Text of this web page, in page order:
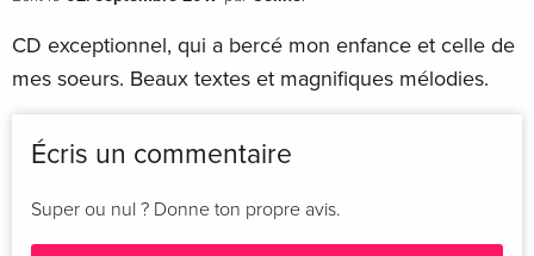
CD exceptionnel, qui a bercé mon enfance et celle de
mes soeurs. Beaux textes et magnifiques mélodies.
Écris un commentaire
Super ou nul ? Donne ton propre avis.